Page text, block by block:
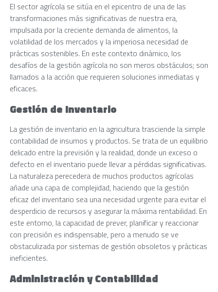
El sector agrícola se sitúa en el epicentro de una de las
transformaciones más significativas de nuestra era,
impulsada por la creciente demanda de alimentos, la
volatilidad de los mercados y la imperiosa necesidad de
prácticas sostenibles. En este contexto dinámico, los
desafíos de la gestión agrícola no son meros obstáculos; son
llamados a la acción que requieren soluciones inmediatas y
eficaces.
Gestión de Inventario
La gestión de inventario en la agricultura trasciende la simple
contabilidad de insumos y productos. Se trata de un equilibrio
delicado entre la previsión y la realidad, donde un exceso o
defecto en el inventario puede llevar a pérdidas significativas.
La naturaleza perecedera de muchos productos agrícolas
añade una capa de complejidad, haciendo que la gestión
eficaz del inventario sea una necesidad urgente para evitar el
desperdicio de recursos y asegurar la máxima rentabilidad. En
este entorno, la capacidad de prever, planificar y reaccionar
con precisión es indispensable, pero a menudo se ve
obstaculizada por sistemas de gestión obsoletos y prácticas
ineficientes.
Administración y Contabilidad